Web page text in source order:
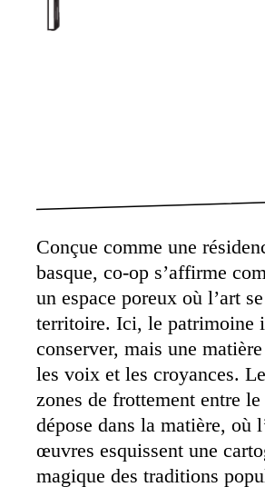
Conçue comme une
basque, co-op s’affirme
un espace poreux où l’art
territoire. Ici, le patrimoine
conserver, mais une
les voix et les croyances.
zones de frottement entre
dépose dans la matière, où
œuvres esquissent une
magique des traditions